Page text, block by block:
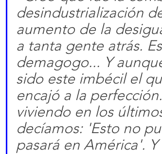
desindustrialización
aumento de la
a tanta gente atrás.
demagogo... Y
sido este imbécil el
encajó a la
viviendo en los
decíamos: 'Esto no
pasará en América'.